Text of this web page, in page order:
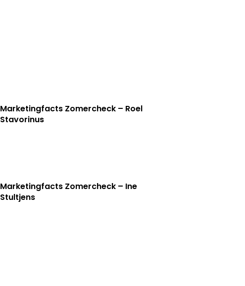
Marketingfacts Zomercheck – Roel
Stavorinus
Marketingfacts Zomercheck – Ine
Stultjens